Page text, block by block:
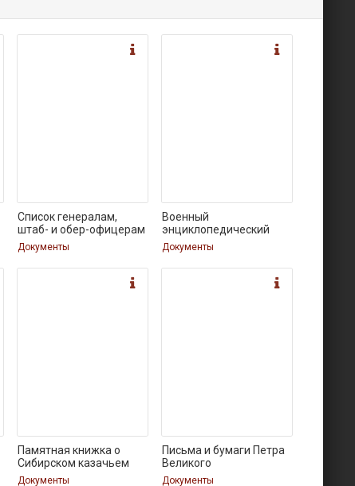
Список генералам,
штаб- и обер-офицерам
Документы
Военный
энциклопедический
лексикон,
Документы
Памятная книжка о
Сибирском казачьем
Документы
Письма и бумаги Петра
Великого
Документы